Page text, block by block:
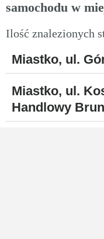
samochodu w
Ilość znalezionych
Miastko, ul.
Miastko, ul.
Handlowy